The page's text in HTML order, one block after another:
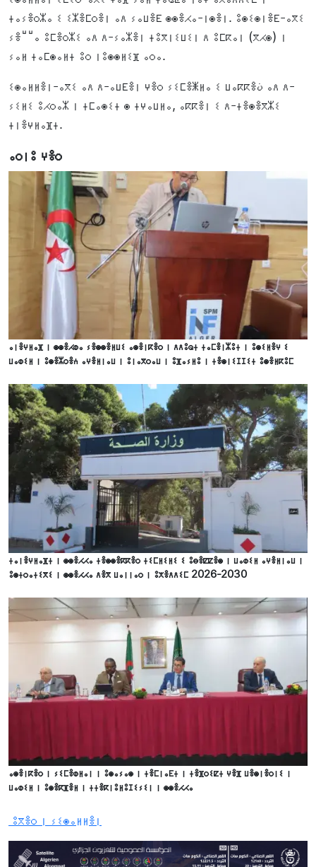
ⵜⴰⵢⴻⵔⵣⴰ ⵉ ⵉⵣⴻⵎⵔⴻⵏ ⴰⴷ ⵢⴰⵡⴻⴹ ⵙⵙⴻⵃⴰ-ⵏⵙⴻⵏ. ⵓⵙⵉⵙⵏⴻⴹ-ⴰⴳⵉ
ⵢⴻⵯⵯⴰ ⵓⵎⴻⵔⵣⵉ ⴰⴷ ⴷ-ⵢⴰⵣⴻⵏ ⵜⵓⴳⵏⵉⵡⵉⵏ ⴷ ⵓⵎⴽⴰⵏ (ⴳⵃⵙ) ⵏ
ⵢⴰⵍ ⵜⴰⵎⵙⴰⵍⵜ ⵓⵔ ⵏⵓⵙⵙⵍⵉⴼ ⴰⵔⴰ.
ⵉⵙⴰⵍⵍⴻⵏ-ⴰⴳⵉ ⴰⴷ ⴷ-ⴰⵡⴹⴻⵏ ⵖⴻⵔ ⵢⵉⵎⴻⵥⵍⴰ ⵉ ⵡⴰⴽⴽⴻن ⴰⴷ ⴷ-
ⵢⵉⵍⵉ ⵓⵃⵔⴰⵣ ⵏ ⵜⵎⴰⵙⵉⵜ ⵙ ⵜⵖⴰⵡⵍⴰ, ⴰⴽⴽⴻⵏ ⵉ ⴷ-ⵜⴻⵙⴻⴳⵣⵉ
ⵜⵏⴻⵖⵍⴰⴼⵜ.
ⴰⵔⵏⵓ ⵖⴻⵔ
ⴰⵏⴻⵖⵍⴰⴼ ⵏ ⵙⵙⴻⵃⵀⴰ ⵢⴻⵙⵙⴻⵍⵡⵉ ⴰⵙⴻⵏⴽⴻⵔ ⵏ ⴷⴷⵓⵕⵜ ⵜⴰⵎⴻⵏⵣⵓⵜ ⵏ ⵓⵙⵉⵍⴻⵖ ⵉ
ⵡⴰⵀⵉⵍ ⵏ ⵓⵙⴻⵣⵔⴻⵄ ⴰⵖⴻⵍⵏⴰⵡ ⵏ ⵓⵏⴰⴳⵔⴰⵡ ⵏ ⵓⴼⴰⵢⵍⵓ ⵏ ⵜⴻⵙⵏⵉⵊⵊⵉⵜ ⵓⵙⴻⵍⴽⵓⵎ
ⵜⴰⵏⴻⵖⵍⴰⴼⵜ ⵏ ⵙⵙⴻⵃⵃⴰ ⵜⴻⵙⵙⴻⴽⴽⴻⵔ ⵜⵉⵎⵍⵉⵍⵉ ⵉ ⵓⴱⴻⵇⵇⴻⵙ ⵏ ⵡⴰⵀⵉⵍ ⴰⵖⴻⵍⵏⴰⵡ ⵏ
ⵓⵙⵜⵔⴰⵜⵉⴳⵉ ⵏ ⵙⵙⴻⵃⵃⴰ ⴷⴻⴳ ⵡⴰⵏⵏⴰⵔ ⵏ ⵓⵅⴻⴷⴷⵉⵎ 2026-2030
ⴰⵙⴻⵏⴽⴻⵔ ⵏ ⵢⵉⵎⴻⵀⵍⴰⵏ ⵏ ⵓⵙⴰⵢⴰⵙ ⵏ ⵜⴻⵎⵏⴰⴹⵜ ⵏ ⵜⴻⴼⵔⵉⵇⵜ ⵖⴻⴼ ⵡⴻⵙⵏⴻⵔⵏⵉ ⵏ
ⵡⴰⵀⵉⵍ ⵏ ⵓⵙⴻⴽⴼⴻⵍ ⵏ ⵜⵜⴻⴽⵏⵓⵍⵓⵊⵉⵢⵉⵏ ⵏ ⵙⵙⴻⵃⵃⴰ
ⵓⴳⴻⵔ ⵏ ⵢⵉⵙⴰⵍⵍⴻⵏ